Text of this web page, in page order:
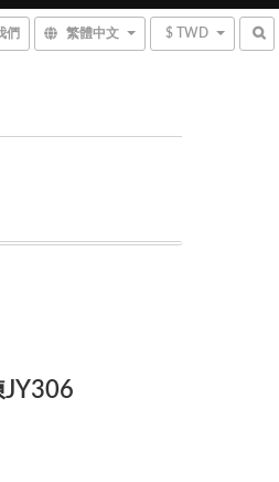
們 繁體中文 $ TWD